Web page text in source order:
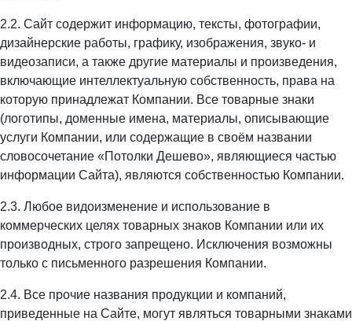
2.2. Сайт содержит информацию, тексты, фотографии,
дизайнерские работы, графику, изображения, звуко- и
видеозаписи, а также другие материалы и произведения,
включающие интеллектуальную собственность, права на
которую принадлежат Компании. Все товарные знаки
(логотипы, доменные имена, материалы, описывающие
услуги Компании, или содержащие в своём названии
словосочетание «Потолки Дешево», являющиеся частью
информации Сайта), являются собственностью Компании.
2.3. Любое видоизменение и использование в
коммерческих целях товарных знаков Компании или их
производных, строго запрещено. Исключения возможны
только с письменного разрешения Компании.
2.4. Все прочие названия продукции и компаний,
приведенные на Сайте, могут являться товарными знаками